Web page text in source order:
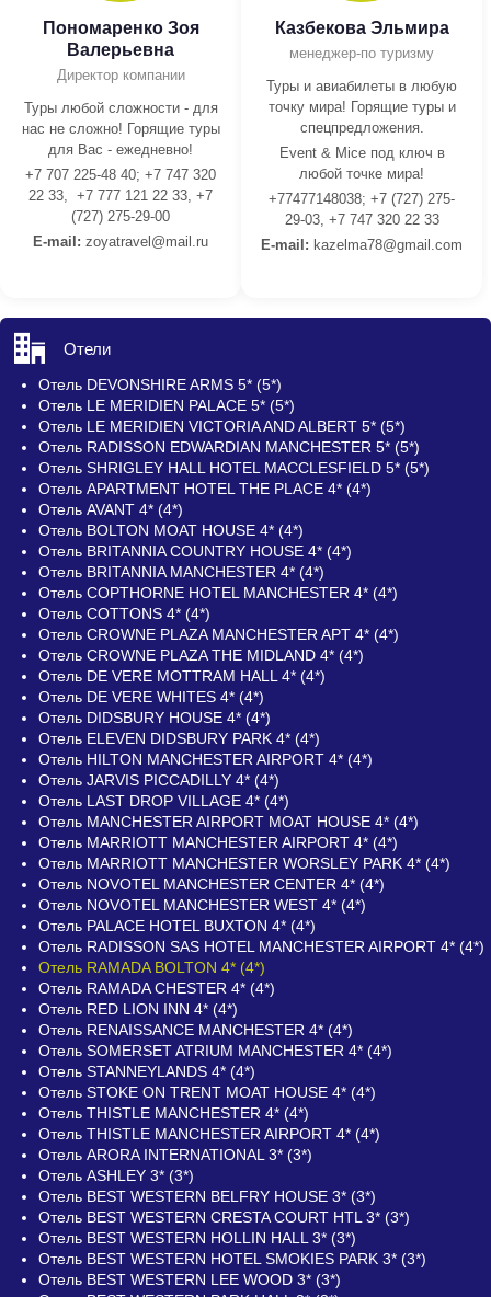
Пономаренко Зоя
Валерьевна
Директор компании
Туры любой сложности - для
нас не сложно! Горящие туры
для Вас - ежедневно!
+7 707 225-48 40; +7 747 320
22 33, +7 777 121 22 33, +7
(727) 275-29-00
E-mail: zoyatravel@mail.ru
Казбекова Эльмира
менеджер-по туризму
Туры и авиабилеты в любую
точку мира! Горящие туры и
спецпредложения.
Event & Mice под ключ в
любой точке мира!
+77477148038; +7 (727) 275-
29-03, +7 747 320 22 33
E-mail: kazelma78@gmail.com
Отели
Отель DEVONSHIRE ARMS 5* (5*)
Отель LE MERIDIEN PALACE 5* (5*)
Отель LE MERIDIEN VICTORIA AND ALBERT 5* (5*)
Отель RADISSON EDWARDIAN MANCHESTER 5* (5*)
Отель SHRIGLEY HALL HOTEL MACCLESFIELD 5* (5*)
Отель APARTMENT HOTEL THE PLACE 4* (4*)
Отель AVANT 4* (4*)
Отель BOLTON MOAT HOUSE 4* (4*)
Отель BRITANNIA COUNTRY HOUSE 4* (4*)
Отель BRITANNIA MANCHESTER 4* (4*)
Отель COPTHORNE HOTEL MANCHESTER 4* (4*)
Отель COTTONS 4* (4*)
Отель CROWNE PLAZA MANCHESTER APT 4* (4*)
Отель CROWNE PLAZA THE MIDLAND 4* (4*)
Отель DE VERE MOTTRAM HALL 4* (4*)
Отель DE VERE WHITES 4* (4*)
Отель DIDSBURY HOUSE 4* (4*)
Отель ELEVEN DIDSBURY PARK 4* (4*)
Отель HILTON MANCHESTER AIRPORT 4* (4*)
Отель JARVIS PICCADILLY 4* (4*)
Отель LAST DROP VILLAGE 4* (4*)
Отель MANCHESTER AIRPORT MOAT HOUSE 4* (4*)
Отель MARRIOTT MANCHESTER AIRPORT 4* (4*)
Отель MARRIOTT MANCHESTER WORSLEY PARK 4* (4*)
Отель NOVOTEL MANCHESTER CENTER 4* (4*)
Отель NOVOTEL MANCHESTER WEST 4* (4*)
Отель PALACE HOTEL BUXTON 4* (4*)
Отель RADISSON SAS HOTEL MANCHESTER AIRPORT 4* (4*)
Отель RAMADA BOLTON 4* (4*)
Отель RAMADA CHESTER 4* (4*)
Отель RED LION INN 4* (4*)
Отель RENAISSANCE MANCHESTER 4* (4*)
Отель SOMERSET ATRIUM MANCHESTER 4* (4*)
Отель STANNEYLANDS 4* (4*)
Отель STOKE ON TRENT MOAT HOUSE 4* (4*)
Отель THISTLE MANCHESTER 4* (4*)
Отель THISTLE MANCHESTER AIRPORT 4* (4*)
Отель ARORA INTERNATIONAL 3* (3*)
Отель ASHLEY 3* (3*)
Отель BEST WESTERN BELFRY HOUSE 3* (3*)
Отель BEST WESTERN CRESTA COURT HTL 3* (3*)
Отель BEST WESTERN HOLLIN HALL 3* (3*)
Отель BEST WESTERN HOTEL SMOKIES PARK 3* (3*)
Отель BEST WESTERN LEE WOOD 3* (3*)